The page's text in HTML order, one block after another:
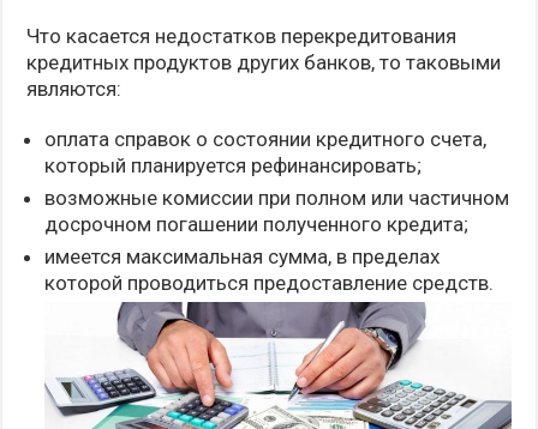
Что касается недостатков перекредитования
кредитных продуктов других банков, то таковыми
являются:
оплата справок о состоянии кредитного счета,
который планируется рефинансировать;
возможные комиссии при полном или частичном
досрочном погашении полученного кредита;
имеется максимальная сумма, в пределах
которой проводиться предоставление средств.